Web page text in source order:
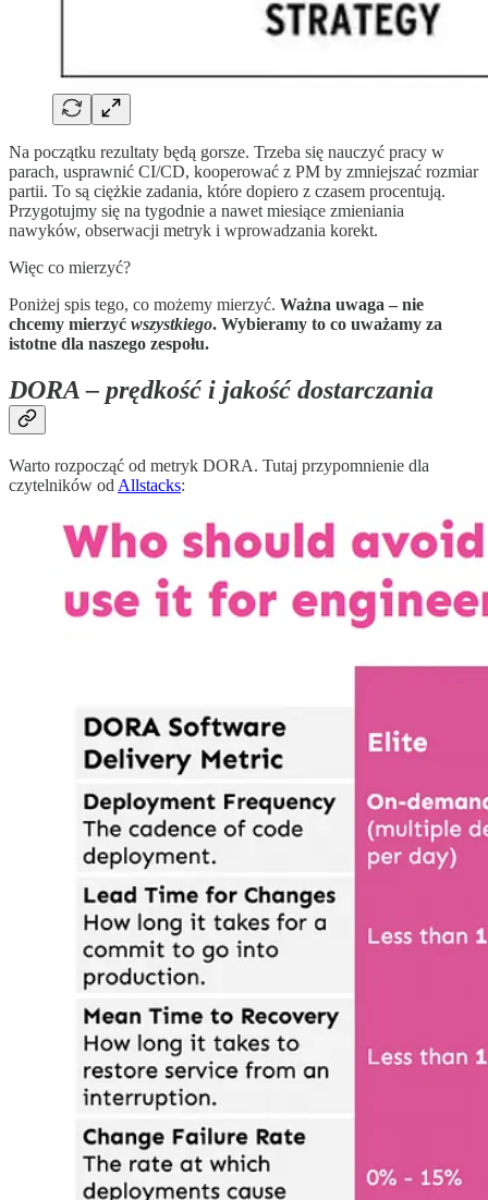
Na początku rezultaty będą gorsze. Trzeba się nauczyć pracy w
parach, usprawnić CI/CD, kooperować z PM by zmniejszać rozmiar
partii. To są ciężkie zadania, które dopiero z czasem procentują.
Przygotujmy się na tygodnie a nawet miesiące zmieniania
nawyków, obserwacji metryk i wprowadzania korekt.
Więc co mierzyć?
Poniżej spis tego, co możemy mierzyć. Ważna uwaga – nie
chcemy mierzyć wszystkiego. Wybieramy to co uważamy za
istotne dla naszego zespołu.
DORA – prędkość i jakość dostarczania
Warto rozpocząć od metryk DORA. Tutaj przypomnienie dla
czytelników od Allstacks: